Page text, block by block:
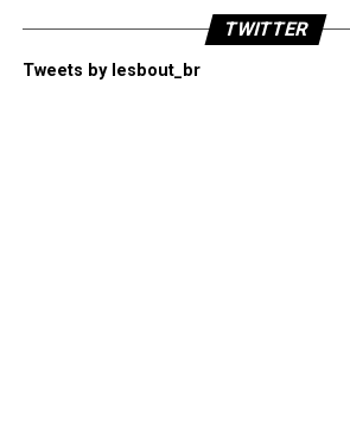
TWITTER
Tweets by lesbout_br